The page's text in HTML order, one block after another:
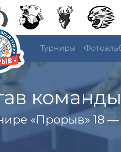
Турниры
«Прорыв» 18 —